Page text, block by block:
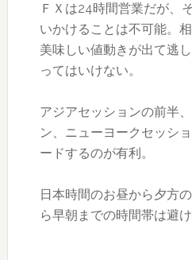
ＦＸは24時間営業だが、
いかけることは不可能。
美味しい値動きが出て逃
ってはいけない。
アジアセッションの前半
ン、ニューヨークセッシ
ードするのが有利。
日本時間のお昼から夕方
ら早朝までの時間帯は避け